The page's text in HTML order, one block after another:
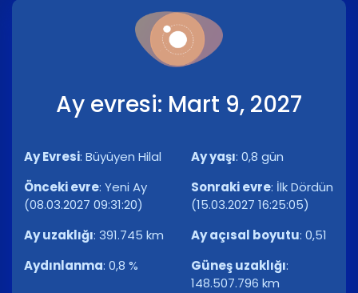
Ay evresi: Mart 9, 2027
Ay Evresi: Büyüyen Hilal
Önceki evre: Yeni Ay
(08.03.2027 09:31:20)
Ay uzaklığı: 391.745 km
Aydınlanma: 0,8 %
Ay yaşı: 0,8 gün
Sonraki evre: İlk Dördün
(15.03.2027 16:25:05)
Ay açısal boyutu: 0,51
Güneş uzaklığı:
148.507.796 km